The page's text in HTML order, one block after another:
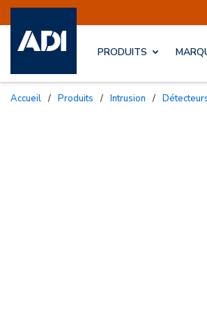
PRODUITS
Accueil / Produits / Intrusion /